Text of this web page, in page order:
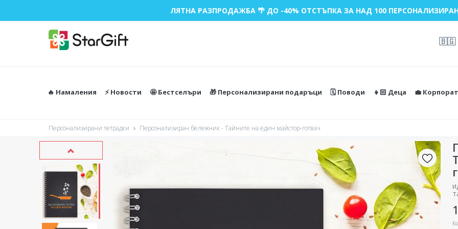
ЛЯТНА РАЗПРОДАЖБА 🌴 ДО -40% ОТСТЪПКА ЗА НАД 100
🇧🇬
🔥 Намаления ⚡️ Новости 🤩 Бестселъри 🎁 Персонализирани подаръци 🗓️ Поводи 👧🏻 Деца 💼
Персонализирани тетрадки Персонализиран бележник - Тайните на един майстор-готвач